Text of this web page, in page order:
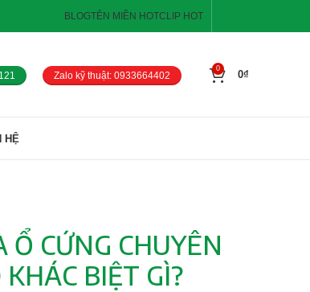
BLOGTÊN MIỀN HOTCLIP HOT
Zalo kỹ thuật: 0933664402
0
0₫
HỆ
CỨNG CHUYÊN
BIỆT GÌ?